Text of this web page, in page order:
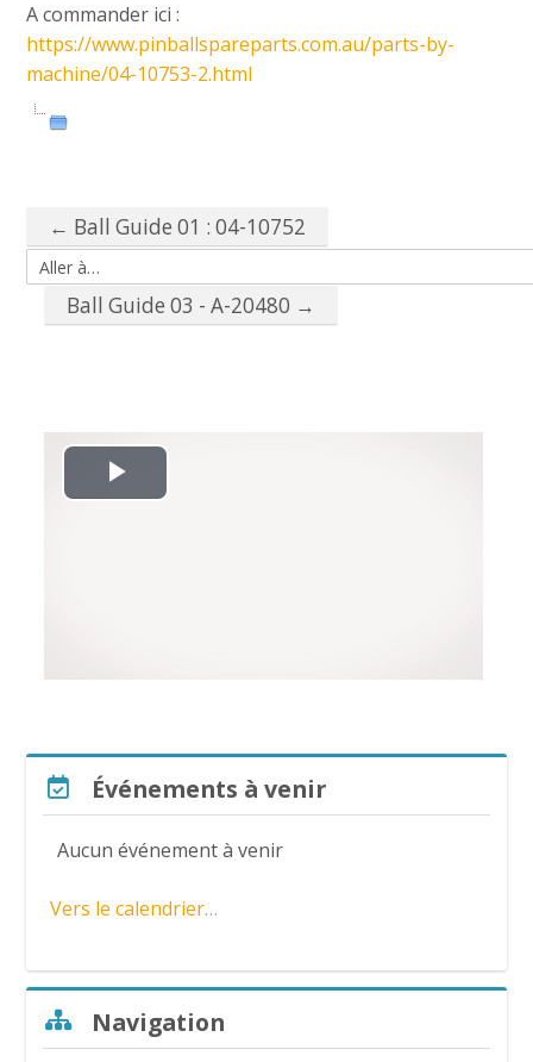
Salle des Profs
Salles de Cours
Recherche
A commander ici :
https://www.pinballspareparts.com.au/parts-by-
machine/04-10753-2.html
← Ball Guide 01 : 04-10752
Aller à…
Ball Guide 03 - A-20480 →
L
a
v
d
é
o
Passer Événements à venir
Événements à venir
Aucun événement à venir
Vers le calendrier…
Passer Navigation
Navigation